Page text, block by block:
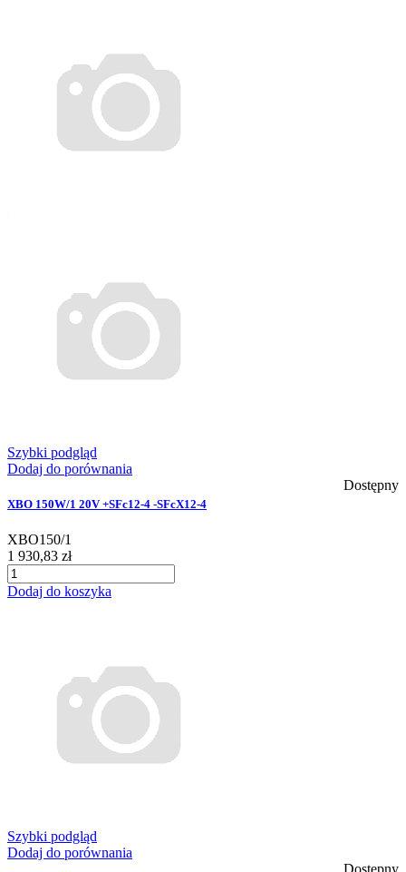
Szybki podgląd
Dodaj do porównania
Dostępny
XBO 150W/1 20V +SFc12-4 -SFcX12-4
XBO150/1
1 930,83 zł
Dodaj do koszyka
Szybki podgląd
Dodaj do porównania